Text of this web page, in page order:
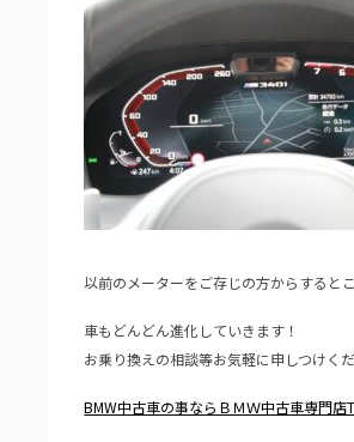
以前のメーターをご存じの方からすると
車もどんどん進化していきます！
お乗り換えの相談等お気軽に申しつけくだ
BMW中古車の事ならＢＭＷ中古車専門店